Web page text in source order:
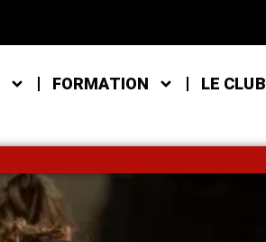
FORMATION LE CLUB